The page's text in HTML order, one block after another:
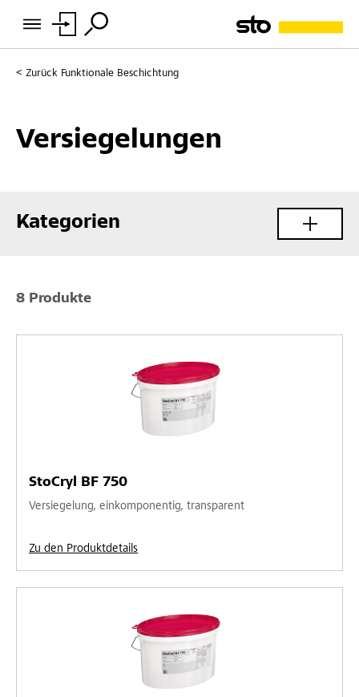
Zurück Funktionale Beschichtung
Versiegelungen
Kategorien
8 Produkte
StoCryl BF 750
Versiegelung, einkomponentig, transparent
Zu den Produktdetails